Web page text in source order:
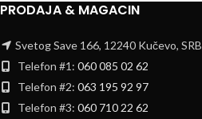
PRODAJA & MAGACIN
Svetog Save 166, 12240 Kučevo,
Telefon #1: 060 085 02 62
Telefon #2: 063 195 92 97
Telefon #3: 060 710 22 62